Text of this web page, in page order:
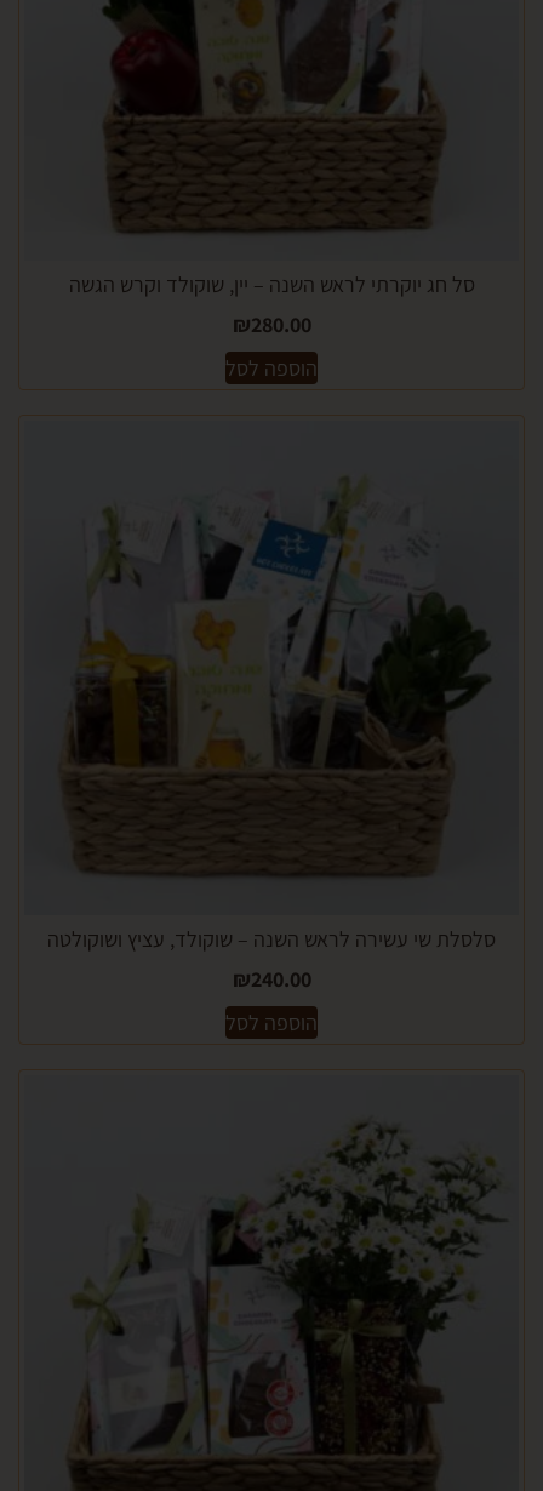
חג יוקרתי לראש השנה – יין, שוקולד וקרש הגשה
₪
הוספה לסל
שי עשירה לראש השנה – שוקולד, עציץ ושוקולטה
₪
הוספה לסל